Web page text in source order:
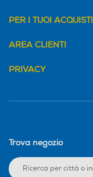
PER I TUOI ACQUISTI
AREA CLIENTI
PRIVACY
Trova negozio